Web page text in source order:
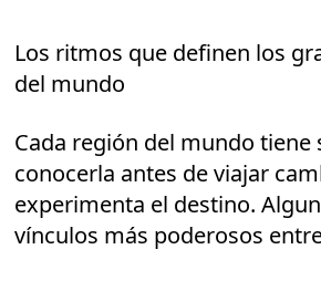
Los ritmos que definen los
del mundo
Cada región del mundo tiene
conocerla antes de viajar
experimenta el destino.
vínculos más poderosos